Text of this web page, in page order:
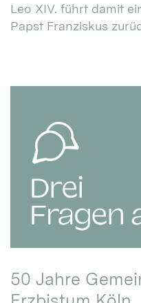
Leo XIV. führt damit
Papst Franziskus
50 Jahre